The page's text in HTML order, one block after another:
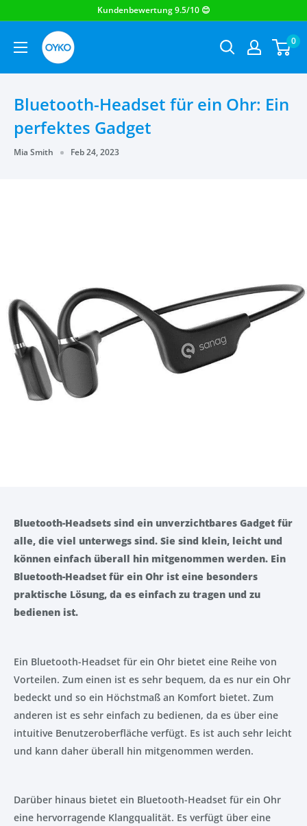
OYKO 0
Bluetooth-Headset für ein Ohr: Ein
perfektes Gadget
Mia Smith Feb 24, 2023
Bluetooth-Headsets sind ein unverzichtbares Gadget für
alle, die viel unterwegs sind. Sie sind klein, leicht und
können einfach überall hin mitgenommen werden. Ein
Bluetooth-Headset für ein Ohr ist eine besonders
praktische Lösung, da es einfach zu tragen und zu
bedienen ist.
Ein Bluetooth-Headset für ein Ohr bietet eine Reihe von
Vorteilen. Zum einen ist es sehr bequem, da es nur ein Ohr
bedeckt und so ein Höchstmaß an Komfort bietet. Zum
anderen ist es sehr einfach zu bedienen, da es über eine
intuitive Benutzeroberfläche verfügt. Es ist auch sehr leicht
und kann daher überall hin mitgenommen werden.
Darüber hinaus bietet ein Bluetooth-Headset für ein Ohr
eine hervorragende Klangqualität. Es verfügt über eine